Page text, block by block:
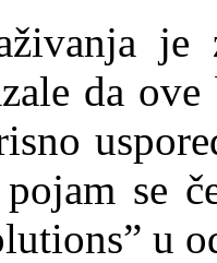
je
da
se
u